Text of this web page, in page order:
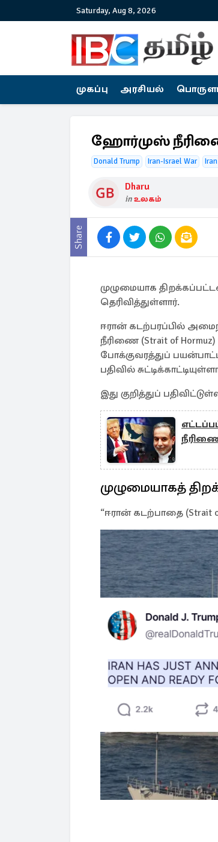
Saturday, Aug 8, 2026
முகப்பு அரசியல்
ஹோர்முஸ் நீரிணை
Donald Trump Iran-Israel War
Dharu
inஉலகம்
Share
முழுமையாக
தெரிவித்துள்ளார்.
ஈரான் கடற்பரப்பில்
நீரிணை (Strait of
போக்குவரத்துப்
பதிவில்
இது குறித்துப்
முழுமையாகத்
“ஈரான் கடற்பாதை (Strait